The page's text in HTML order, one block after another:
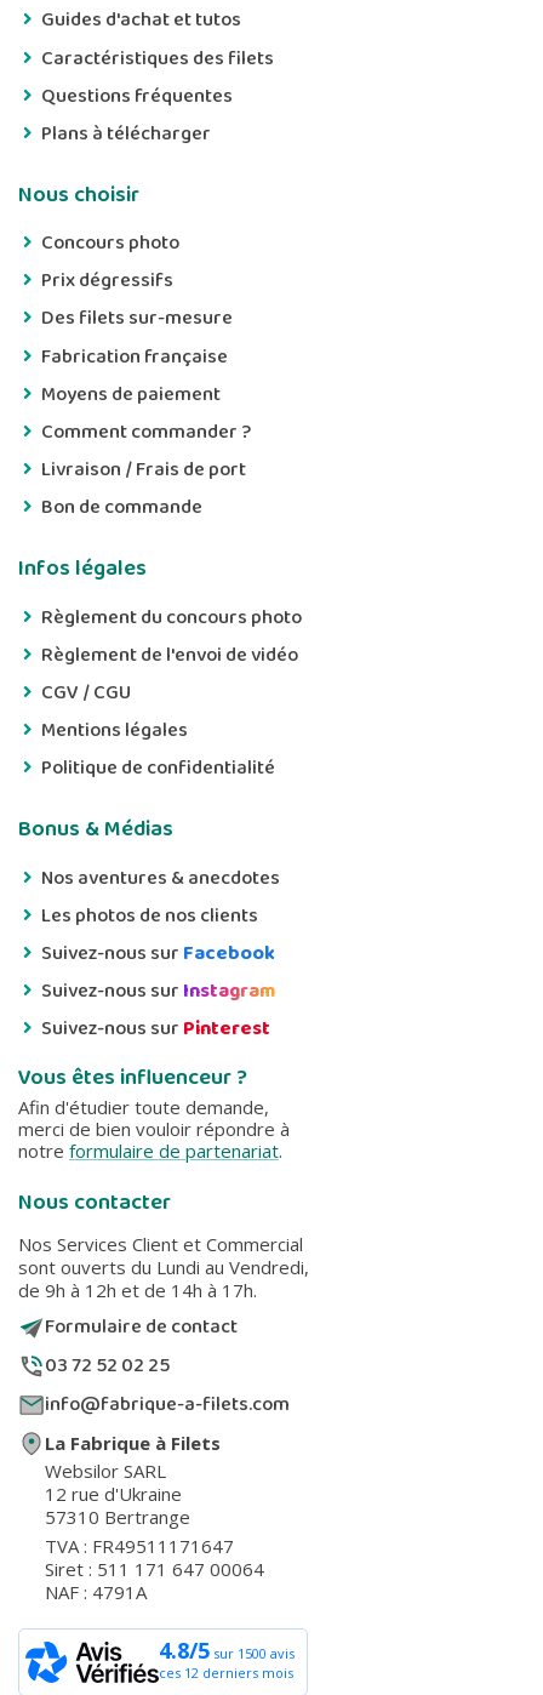
Guides d'achat et tutos
Caractéristiques des filets
Questions fréquentes
Plans à télécharger
Nous choisir
Concours photo
Prix dégressifs
Des filets sur-mesure
Fabrication française
Moyens de paiement
Comment commander ?
Livraison / Frais de port
Bon de commande
Infos légales
Règlement du concours photo
Règlement de l'envoi de vidéo
CGV / CGU
Mentions légales
Politique de confidentialité
Bonus & Médias
Nos aventures & anecdotes
Les photos de nos clients
Suivez-nous surFacebook
Suivez-nous surInstagram
Suivez-nous surPinterest
Vous êtes influenceur ?
Afin d'étudier toute demande,
merci de bien vouloir répondre à
notre formulaire de partenariat.
Nous contacter
Nos Services Client et Commercial
sont ouverts du Lundi au Vendredi,
de 9h à 12h et de 14h à 17h.
Formulaire de contact
03 72 52 02 25
info@fabrique-a-filets.com
La Fabrique à Filets
Websilor SARL
12 rue d'Ukraine
57310 Bertrange
TVA : FR49511171647
Siret : 511 171 647 00064
NAF : 4791A
4.8/5 sur 1500 avis
ces 12 derniers mois